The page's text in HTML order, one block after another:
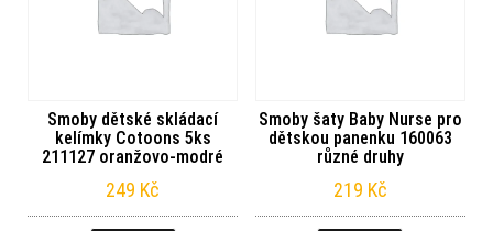
Smoby dětské skládací
kelímky Cotoons 5ks
211127 oranžovo-modré
249 Kč
Smoby šaty Baby Nurse pro
dětskou panenku 160063
různé druhy
219 Kč